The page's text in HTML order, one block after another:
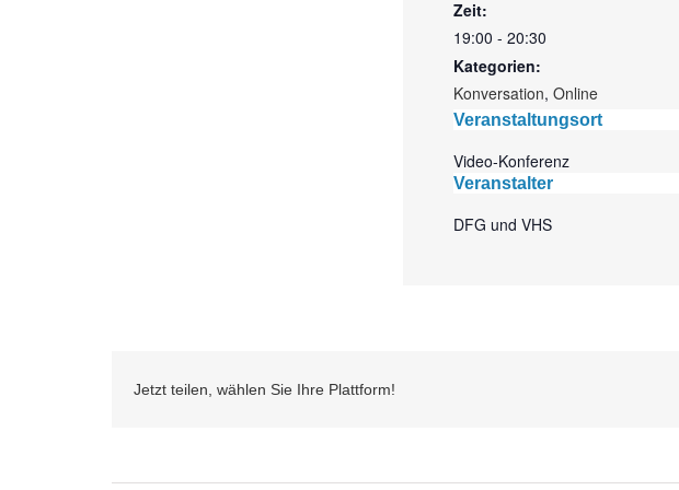
Zeit:
19:00 - 20:30
Kategorien:
Konversation, Online
Veranstaltungsort
Video-Konferenz
Veranstalter
DFG und VHS
Jetzt teilen, wählen Sie Ihre Plattform!